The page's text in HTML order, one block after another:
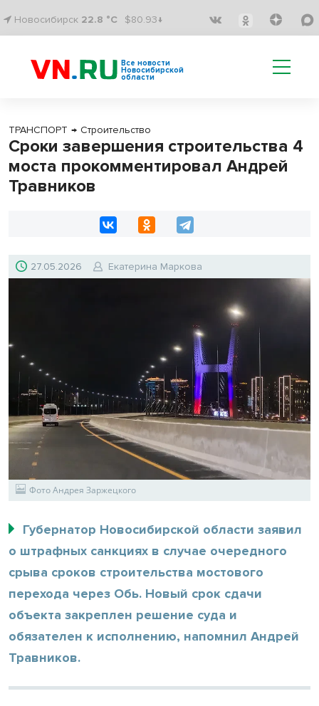
Новосибирск 22.8 °C $80.93↓
Все новости
Новосибирской
области
ТРАНСПОРТ → Строительство
Сроки завершения строительства 4
моста прокомментировал Андрей
Травников
27.05.2026 Екатерина Маркова
Фото Андрея Заржецкого
Губернатор Новосибирской области заявил
о штрафных санкциях в случае очередного
срыва сроков строительства мостового
перехода через Обь. Новый срок сдачи
объекта закреплен решение суда и
обязателен к исполнению, напомнил Андрей
Травников.